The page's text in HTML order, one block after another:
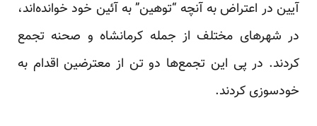
آیین در اعتراض به آنچه “توهین” به آئین خود خوانده‌اند،
در شهرهای مختلف از جمله کرمانشاه و صحنه تجمع
کردند. در پی این تجمع‌ها دو تن از معترضین اقدام به
خودسوزی کردند.